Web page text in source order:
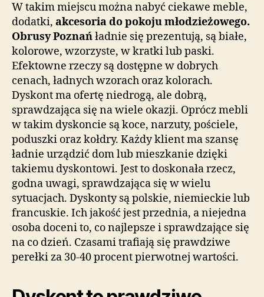
W takim miejscu można nabyć ciekawe meble,
dodatki, akcesoria do pokoju młodzieżowego.
Obrusy Poznańładnie się prezentują, są białe,
kolorowe, wzorzyste, w kratki lub paski.
Efektowne rzeczy są dostępne w dobrych
cenach, ładnych wzorach oraz kolorach.
Dyskont ma ofertę niedrogą, ale dobrą,
sprawdzająca się na wiele okazji. Oprócz mebli
w takim dyskoncie są koce, narzuty, pościele,
poduszki oraz kołdry. Każdy klient ma szansę
ładnie urządzić dom lub mieszkanie dzięki
takiemu dyskontowi. Jest to doskonała rzecz,
godna uwagi, sprawdzająca się w wielu
sytuacjach. Dyskonty są polskie, niemieckie lub
francuskie. Ich jakość jest przednia, a niejedna
osoba doceni to, co najlepsze i sprawdzające się
na co dzień. Czasami trafiają się prawdziwe
perełki za 30-40 procent pierwotnej wartości.